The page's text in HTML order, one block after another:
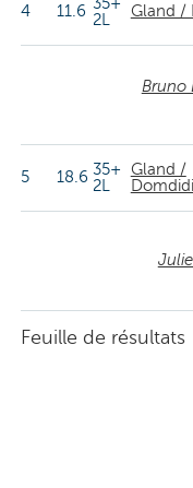
4 11.6 2L
Gland /
Bruno
5 18.6 35+
2L
Gland /
Feuille de résultats